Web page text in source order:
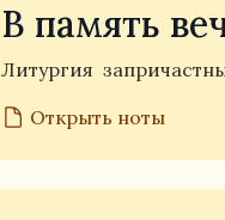
В память
Литургия
Открыть ноты